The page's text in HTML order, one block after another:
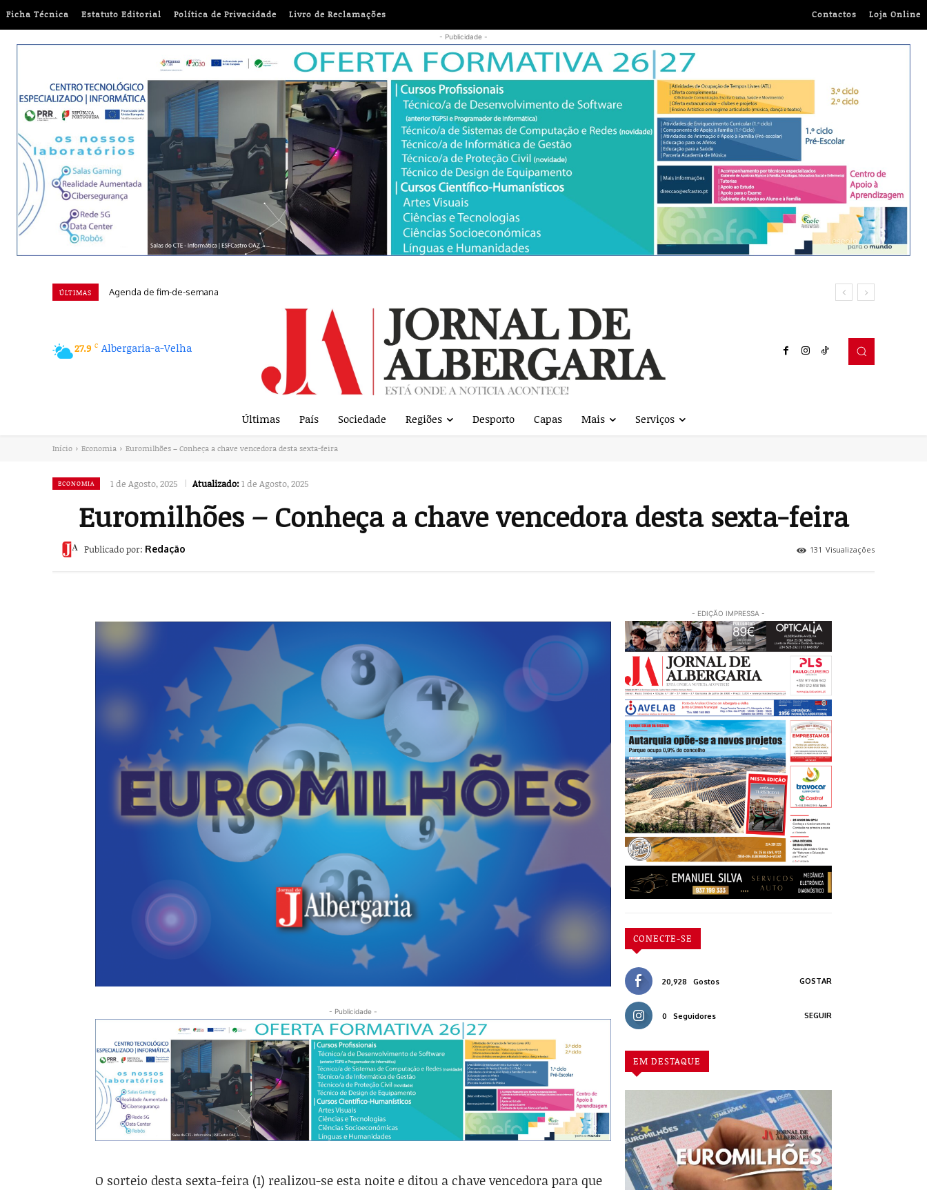
Contactos Loja Online
Ficha Técnica Estatuto Editorial Política de Privacidade Livro de Reclamações
- Publicidade -
ÚLTIMAS Euromilhões: Conheça a chave vencedora desta terça-feira
27.9 C Albergaria-a-Velha
Últimas País Sociedade Regiões Desporto Capas Mais Serviços
Início Economia Euromilhões – Conheça a chave vencedora desta sexta-feira
ECONOMIA 1 de Agosto, 2025 Atualizado:1 de Agosto, 2025
Euromilhões – Conheça a chave vencedora desta sexta-feira
131 Visualizações
Publicado por: Redação
- Publicidade -
O sorteio desta sexta-feira (1) realizou-se esta noite e ditou a chave vencedora para que
- EDIÇÃO IMPRESSA -
CONECTE-SE
20,928 Gostos GOSTAR
0 Seguidores SEGUIR
EM DESTAQUE